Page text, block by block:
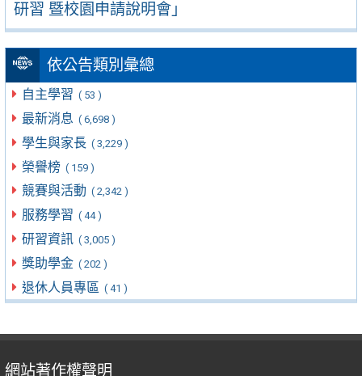
研習 暨校園申請說明會」
依公告類別彙總
自主學習 ( 53 )
最新消息 ( 6,698 )
學生與家長 ( 3,229 )
榮譽榜 ( 159 )
競賽與活動 ( 2,342 )
服務學習 ( 44 )
研習資訊 ( 3,005 )
獎助學金 ( 202 )
退休人員專區 ( 41 )
網站著作權聲明